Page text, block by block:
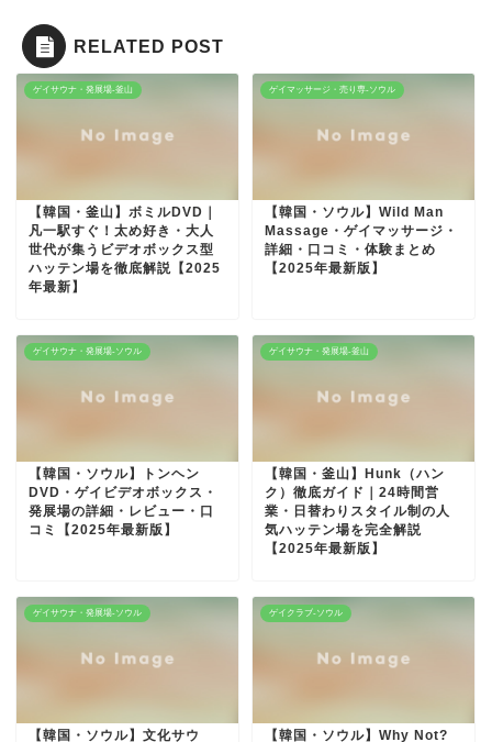
RELATED POST
ゲイサウナ・発展場-釜山
【韓国・釜山】ボミルDVD｜
凡一駅すぐ！太め好き・大人
世代が集うビデオボックス型
ハッテン場を徹底解説【2025
年最新】
ゲイマッサージ・売り専-ソウル
【韓国・ソウル】Wild Man
Massage・ゲイマッサージ・
詳細・口コミ・体験まとめ
【2025年最新版】
ゲイサウナ・発展場-ソウル
【韓国・ソウル】トンヘン
DVD・ゲイビデオボックス・
発展場の詳細・レビュー・口
コミ【2025年最新版】
ゲイサウナ・発展場-釜山
【韓国・釜山】Hunk（ハン
ク）徹底ガイド｜24時間営
業・日替わりスタイル制の人
気ハッテン場を完全解説
【2025年最新版】
ゲイサウナ・発展場-ソウル
【韓国・ソウル】文化サウ
ゲイクラブ-ソウル
【韓国・ソウル】Why Not?